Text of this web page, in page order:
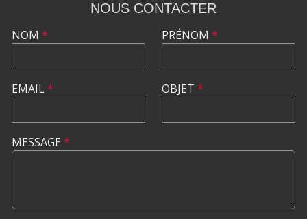
NOUS CONTACTER
NOM *
EMAIL*
PRÉNOM *
OBJET *
MESSAGE *